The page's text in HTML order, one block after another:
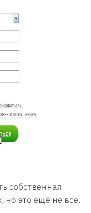
собственная
но это еще не все.